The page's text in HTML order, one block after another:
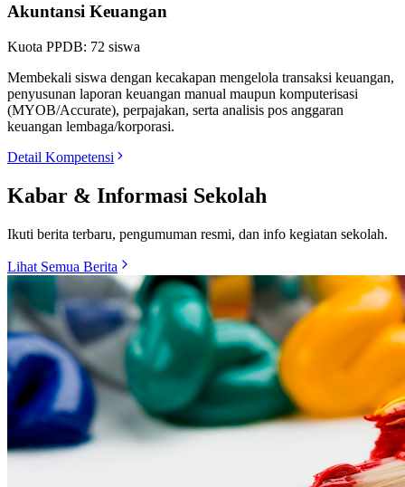
Akuntansi Keuangan
Kuota PPDB: 72 siswa
Membekali siswa dengan kecakapan mengelola transaksi keuangan,
penyusunan laporan keuangan manual maupun komputerisasi
(MYOB/Accurate), perpajakan, serta analisis pos anggaran
keuangan lembaga/korporasi.
Detail Kompetensi
Kabar & Informasi Sekolah
Ikuti berita terbaru, pengumuman resmi, dan info kegiatan sekolah.
Lihat Semua Berita